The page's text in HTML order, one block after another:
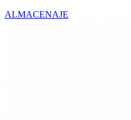
ALMACENAJE